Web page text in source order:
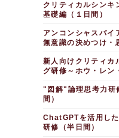
クリティカルシンキ
基礎編（１日間）
アンコンシャスバイ
無意識の決めつけ・
る（半日間）
新人向けクリティカ
グ研修～ホウ・レン
"図解"論理思考力研
間）
ChatGPTを活用し
研修（半日間）